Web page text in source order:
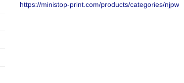
https://ministop-print.com/products/categories/njpw